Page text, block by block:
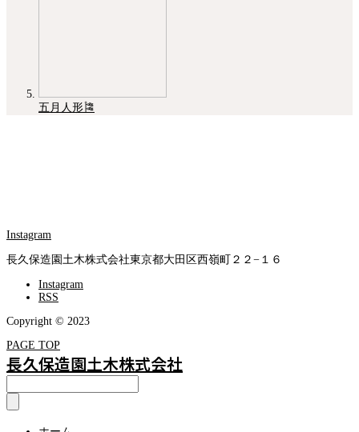
五月人形🎏
Instagram
長久保造園土木株式会社東京都大田区西嶺町２２−１６
Instagram
RSS
Copyright © 2023
PAGE TOP
長久保造園土木株式会社